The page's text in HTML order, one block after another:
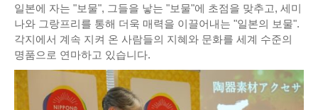
일본에 자는 "보물", 그들을 낳는 "보물"에 초점을 맞추고, 세미
나와 그랑프리를 통해 더욱 매력을 이끌어내는 "일본의 보물".
각지에서 계속 지켜 온 사람들의 지혜와 문화를 세계 수준의
명품으로 연마하고 있습니다.